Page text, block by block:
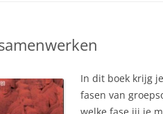
In dit boek krijg
fasen van